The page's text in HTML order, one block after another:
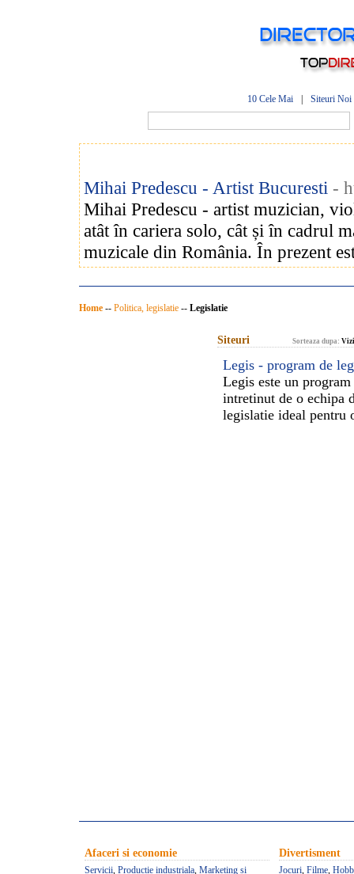
10 Cele Mai Siteuri Noi
Mihai Predescu - Artist Bucuresti -
Mihai Predescu - artist muzician,
atât în cariera solo, cât și în cadrul
muzicale din România. În prezent
Home -- Politica, legislatie -- Legislatie
Siteuri Sorteaza dupa:
Legis - program de
Legis este un
intretinut de o echipa
legislatie ideal pentru
Afaceri si economie
Servicii, Productie industriala, Marketing si
Divertisment
Jocuri, Filme,